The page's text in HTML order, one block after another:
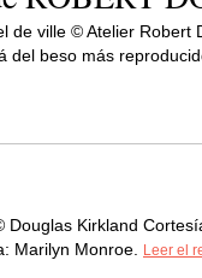
de ville © Atelier Robert
beso más
Kirkland
Marilyn Monroe.
Leer el